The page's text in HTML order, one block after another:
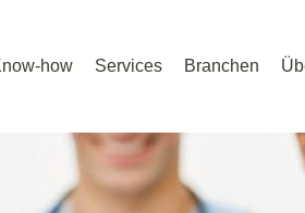
how Services Branchen